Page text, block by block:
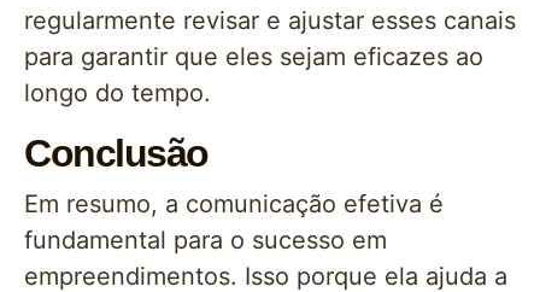
regularmente revisar e ajustar esses canais
para garantir que eles sejam eficazes ao
longo do tempo.
Conclusão
Em resumo, a comunicação efetiva é
fundamental para o sucesso em
empreendimentos. Isso porque ela ajuda a